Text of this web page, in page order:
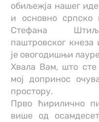
обиљежја нашег
и основно српско
Стефана
паштровског кнеза
је овогодишњи
Хвала Вам, што сте
мој допринос
простору.
Прво ћирилично
више од